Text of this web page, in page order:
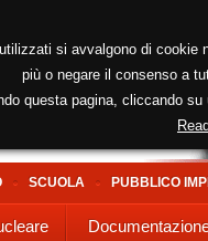
SCUOLA PUBBLICO
si avvalgono di
più o negare il consenso a
questa pagina, cliccando